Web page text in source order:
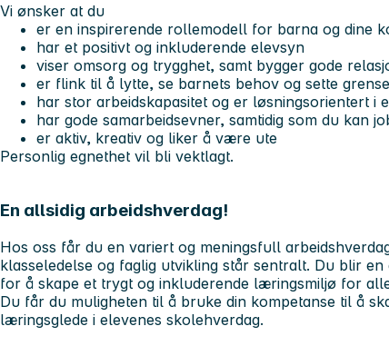
Vi ønsker at du
er en inspirerende rollemodell for barna og dine
har et positivt og inkluderende elevsyn
viser omsorg og trygghet, samt bygger gode
er flink til å lytte, se barnets behov og sette
har stor arbeidskapasitet og er løsningsorientert i
har gode samarbeidsevner, samtidig som du kan
er aktiv, kreativ og liker å være ute
Personlig egnethet vil bli vektlagt.
En allsidig arbeidshverdag!
Hos oss får du en variert og meningsfull
klasseledelse og faglig utvikling står sentralt. Du blir
for å skape et trygt og inkluderende læringsmiljø for
Du får du muligheten til å bruke din kompetanse til å
læringsglede i elevenes skolehverdag.